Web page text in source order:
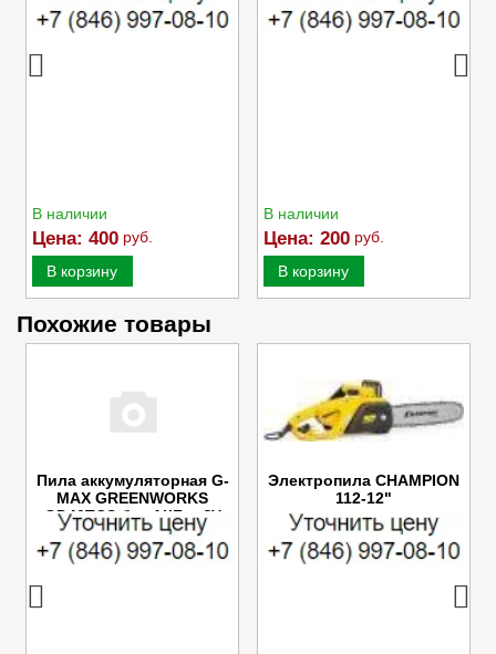
В наличии
Цена: 400 руб.
В корзину
В наличии
Цена: 200 руб.
В корзину
Похожие товары
Пила аккумуляторная G-
MAX GREENWORKS
GD40TCS без АКБ и ЗУ
Электропила CHAMPION
112-12"